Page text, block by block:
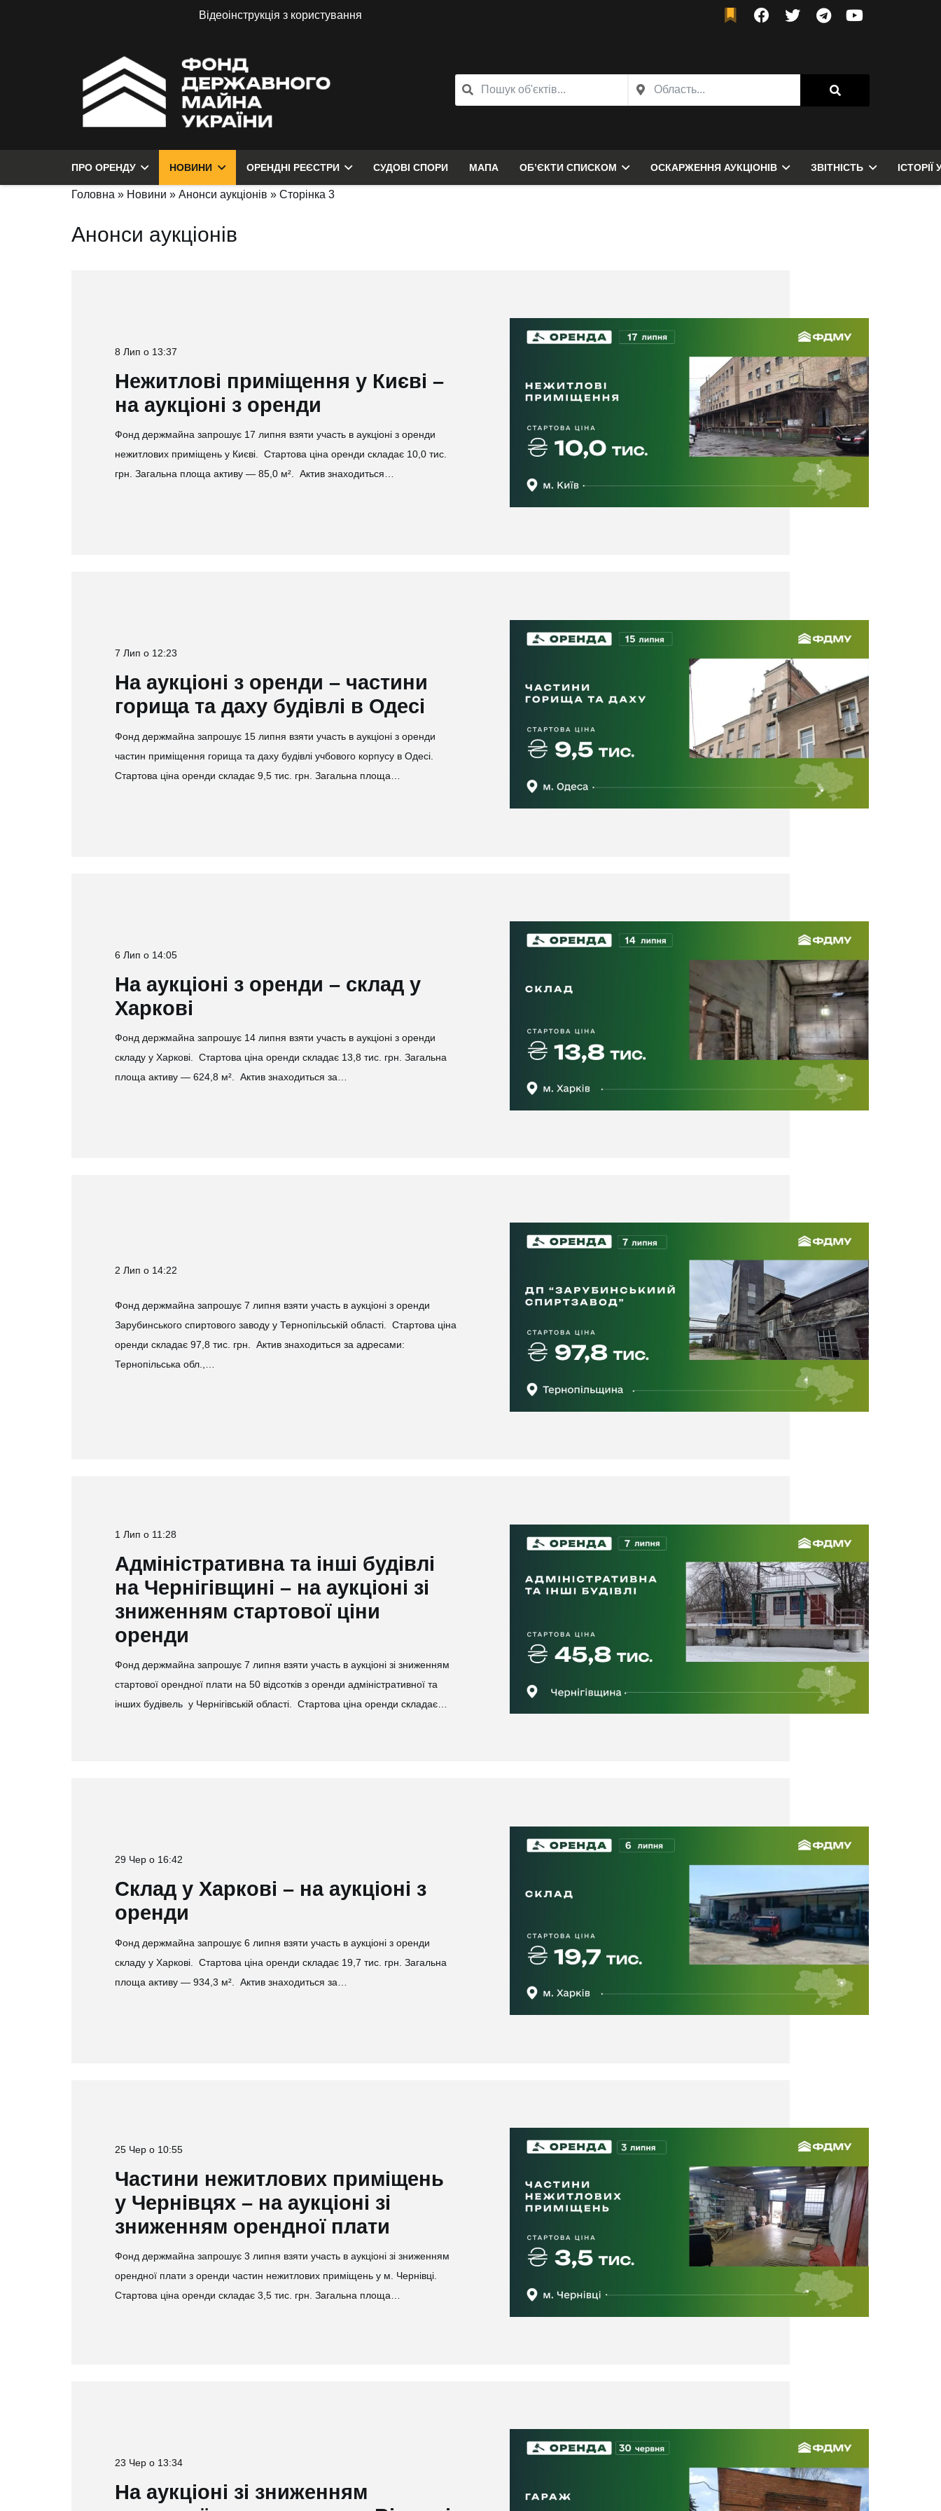
Відеоінструкція з користування
ПРО ОРЕНДУ НОВИНИ ОРЕНДНІ РЕЄСТРИ СУДОВІ СПОРИ МАПА ОБ’ЄКТИ СПИСКОМ ОСКАРЖЕННЯ АУКЦІОНІВ ЗВІТНІСТЬ ІСТОРІЇ
Головна » Новини » Анонси аукціонів » Сторінка 3
Анонси аукціонів
8 Лип о 13:37
Нежитлові приміщення у Києві –
на аукціоні з оренди
Фонд держмайна запрошує 17 липня взяти участь в аукціоні з оренди
нежитлових приміщень у Києві. Стартова ціна оренди складає 10,0 тис.
грн. Загальна площа активу — 85,0 м². Актив знаходиться…
7 Лип о 12:23
На аукціоні з оренди – частини
горища та даху будівлі в Одесі
Фонд держмайна запрошує 15 липня взяти участь в аукціоні з оренди
частин приміщення горища та даху будівлі учбового корпусу в Одесі.
Стартова ціна оренди складає 9,5 тис. грн. Загальна площа…
6 Лип о 14:05
На аукціоні з оренди – склад у
Харкові
Фонд держмайна запрошує 14 липня взяти участь в аукціоні з оренди
складу у Харкові. Стартова ціна оренди складає 13,8 тис. грн. Загальна
площа активу — 624,8 м². Актив знаходиться за…
2 Лип о 14:22
Фонд держмайна запрошує 7 липня взяти участь в аукціоні з оренди
Зарубинського спиртового заводу у Тернопільській області. Стартова ціна
оренди складає 97,8 тис. грн. Актив знаходиться за адресами:
Тернопільська обл.,…
1 Лип о 11:28
Адміністративна та інші будівлі
на Чернігівщині – на аукціоні зі
зниженням стартової ціни
оренди
Фонд держмайна запрошує 7 липня взяти участь в аукціоні зі зниженням
стартової орендної плати на 50 відсотків з оренди адміністративної та
інших будівель у Чернігівській області. Стартова ціна оренди складає…
29 Чер о 16:42
Склад у Харкові – на аукціоні з
оренди
Фонд держмайна запрошує 6 липня взяти участь в аукціоні з оренди
складу у Харкові. Стартова ціна оренди складає 19,7 тис. грн. Загальна
площа активу — 934,3 м². Актив знаходиться за…
25 Чер о 10:55
Частини нежитлових приміщень
у Чернівцях – на аукціоні зі
зниженням орендної плати
Фонд держмайна запрошує 3 липня взяти участь в аукціоні зі зниженням
орендної плати з оренди частин нежитлових приміщень у м. Чернівці.
Стартова ціна оренди складає 3,5 тис. грн. Загальна площа…
23 Чер о 13:34
На аукціоні зі зниженням